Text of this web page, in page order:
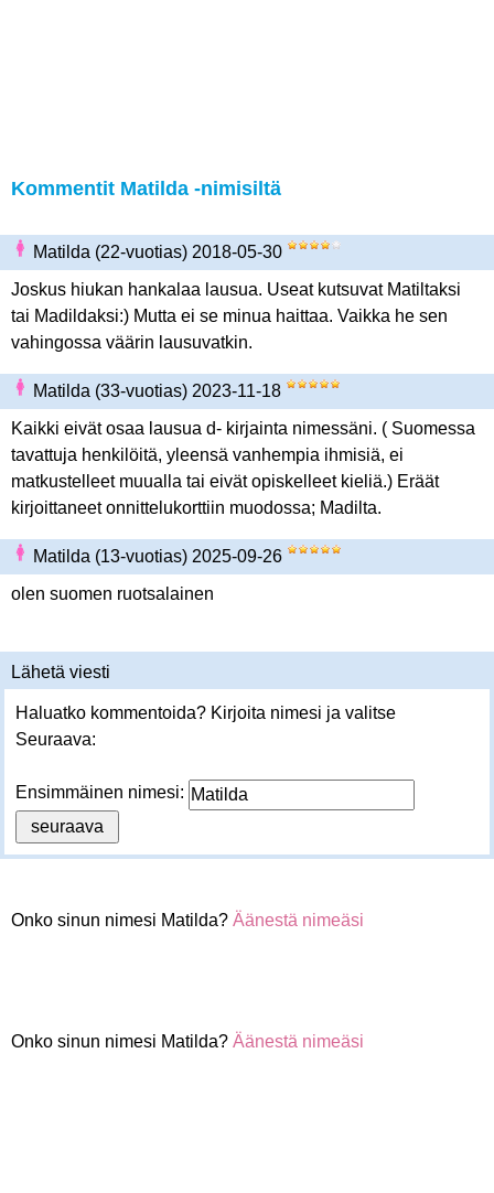
Kommentit Matilda -nimisiltä
Matilda (22-vuotias) 2018-05-30
Joskus hiukan hankalaa lausua. Useat kutsuvat Matiltaksi
tai Madildaksi:) Mutta ei se minua haittaa. Vaikka he sen
vahingossa väärin lausuvatkin.
Matilda (33-vuotias) 2023-11-18
Kaikki eivät osaa lausua d- kirjainta nimessäni. ( Suomessa
tavattuja henkilöitä, yleensä vanhempia ihmisiä, ei
matkustelleet muualla tai eivät opiskelleet kieliä.) Eräät
kirjoittaneet onnittelukorttiin muodossa; Madilta.
Matilda (13-vuotias) 2025-09-26
olen suomen ruotsalainen
Lähetä viesti
Haluatko kommentoida? Kirjoita nimesi ja valitse
Seuraava:
Ensimmäinen nimesi:
Onko sinun nimesi Matilda? Äänestä nimeäsi
Onko sinun nimesi Matilda? Äänestä nimeäsi